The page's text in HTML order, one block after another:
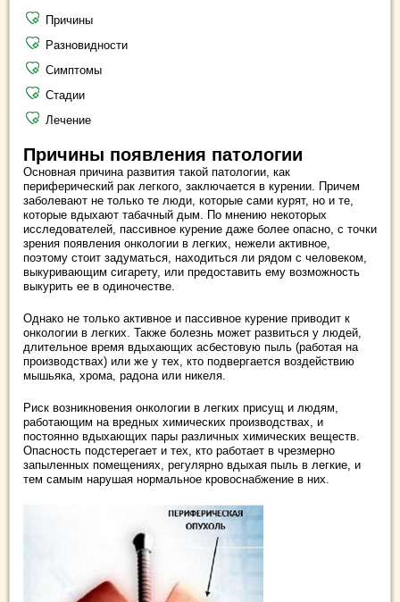
Причины
Разновидности
Симптомы
Стадии
Лечение
Причины появления патологии
Основная причина развития такой патологии, как
периферический рак легкого, заключается в курении. Причем
заболевают не только те люди, которые сами курят, но и те,
которые вдыхают табачный дым. По мнению некоторых
исследователей, пассивное курение даже более опасно, с точки
зрения появления онкологии в легких, нежели активное,
поэтому стоит задуматься, находиться ли рядом с человеком,
выкуривающим сигарету, или предоставить ему возможность
выкурить ее в одиночестве.
Однако не только активное и пассивное курение приводит к
онкологии в легких. Также болезнь может развиться у людей,
длительное время вдыхающих асбестовую пыль (работая на
производствах) или же у тех, кто подвергается воздействию
мышьяка, хрома, радона или никеля.
Риск возникновения онкологии в легких присущ и людям,
работающим на вредных химических производствах, и
постоянно вдыхающих пары различных химических веществ.
Опасность подстерегает и тех, кто работает в чрезмерно
запыленных помещениях, регулярно вдыхая пыль в легкие, и
тем самым нарушая нормальное кровоснабжение в них.